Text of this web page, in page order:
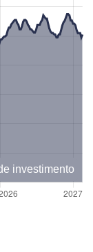
investimento